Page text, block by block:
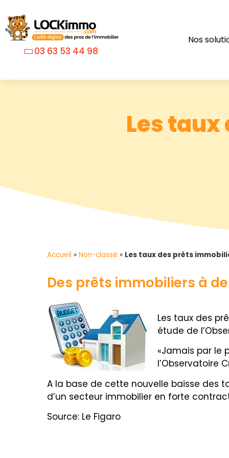
03 63 53 44 98
Nos
Les
Accueil » Non-classé » Les taux des prêts
Des prêts immobiliers à
Les taux des
étude de
«Jamais par le
l’Observatoire
A la base de cette nouvelle baisse des
d’un secteur immobilier en forte
Source: Le Figaro